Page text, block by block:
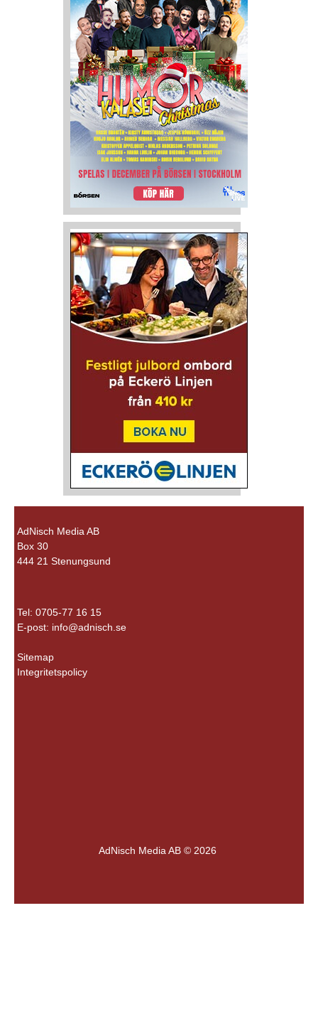
AdNisch Media AB
Box 30
444 21 Stenungsund
Tel: 0705-77 16 15
E-post: info@adnisch.se
Sitemap
Integritetspolicy
AdNisch Media AB © 2026